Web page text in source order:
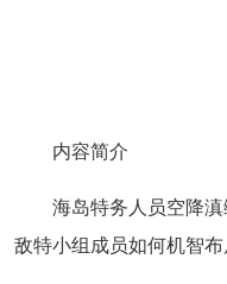
内容简介
海岛特务人员空降
敌特小组成员如何机智布